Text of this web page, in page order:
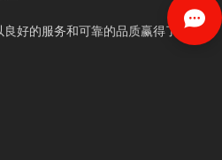
好的服务和可靠的品质赢得了